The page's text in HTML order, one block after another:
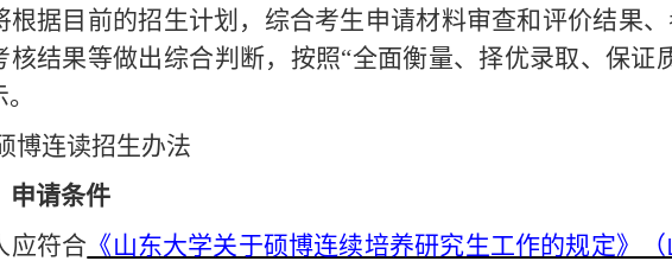
根据 目前的招生计划，综合考生申请材料审查和评价结果
核结果等做出综合判断，按照“全面衡量、择优录取、保证
。
博连读招生办法
申请条件
应符合 《山东大学关于硕博连续培养研究生工作的规定》